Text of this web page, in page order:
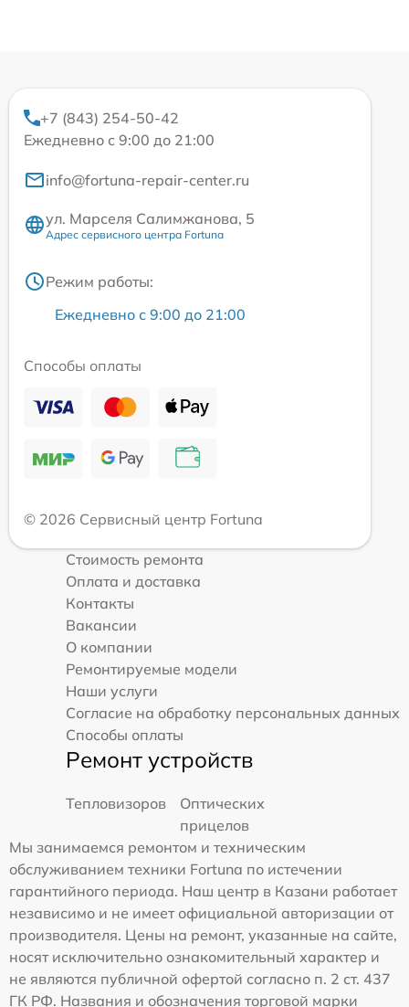
+7 (843) 254-50-42
Ежедневно с 9:00 до 21:00
info@fortuna-repair-center.ru
ул. Марселя Салимжанова, 5
Адрес сервисного центра Fortuna
Режим работы:
Ежедневно с 9:00 до 21:00
Способы оплаты
© 2026 Сервисный центр Fortuna
Стоимость ремонта
Оплата и доставка
Контакты
Вакансии
О компании
Ремонтируемые модели
Наши услуги
Согласие на обработку персональных данных
Способы оплаты
Ремонт устройств
Тепловизоров
Оптических
прицелов
Мы занимаемся ремонтом и техническим
обслуживанием техники Fortuna по истечении
гарантийного периода. Наш центр в Казани работает
независимо и не имеет официальной авторизации от
производителя. Цены на ремонт, указанные на сайте,
носят исключительно ознакомительный характер и
не являются публичной офертой согласно п. 2 ст. 437
ГК РФ. Названия и обозначения торговой марки